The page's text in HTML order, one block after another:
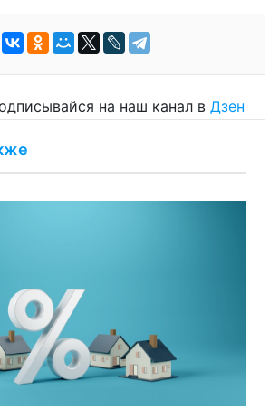
на наш канал в Дзен